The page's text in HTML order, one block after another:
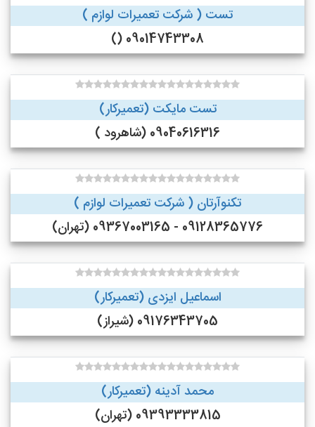
تست ( شرکت تعمیرات لوازم )
09014743308 ()
تست مایکت (تعمیرکار)
09040616316 (شاهرود )
تکنوآرتان ( شرکت تعمیرات لوازم )
09128365776 - 09367003165 (تهران)
اسماعیل ایزدی (تعمیرکار)
09176343705 (شیراز)
محمد آدینه (تعمیرکار)
09393333815 (تهران)